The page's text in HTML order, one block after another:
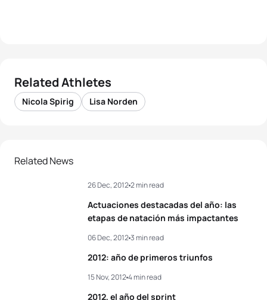
Related Athletes
Nicola Spirig Lisa Norden
Related News
Actuaciones destacadas del año: las
etapas de natación más impactantes
26 Dec, 20122 min read
2012: año de primeros triunfos
06 Dec, 20123 min read
2012, el año del sprint
15 Nov, 20124 min read